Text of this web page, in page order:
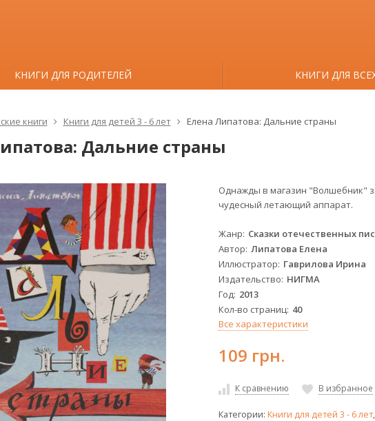
КНИГИ ДЛЯ РОДИТЕЛЕЙ КНИГИ ДЛЯ
книги Книги для детей 3 - 6 лет Елена Липатова: Дальние страны
Дальние страны
Однажды в магазин "Волшебник"
чудесный летающий аппарат.
Жанр Сказки отечественных
Автор Липатова Елена
Иллюстратор Гаврилова Ирина
Издательство НИГМА
Год 2013
Кол-во страниц 40
Все характеристики
109 грн.
К сравнению В избранное
Категории:Книги для детей 3 - 6 лет,